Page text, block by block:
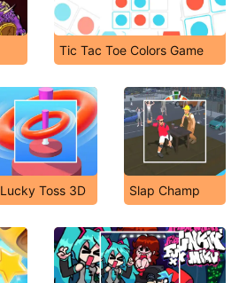
Tic Tac Toe Colors Game
Lucky Toss 3D Slap Champ